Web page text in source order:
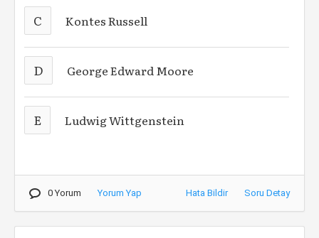
C Kontes Russell
D George Edward Moore
E Ludwig Wittgenstein
0 Yorum Yorum Yap Hata Bildir Soru Detay